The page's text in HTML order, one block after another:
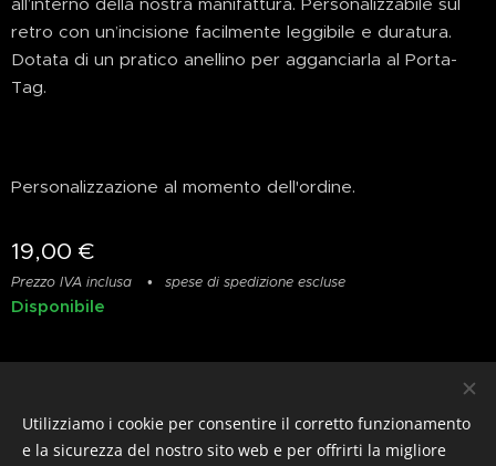
all’interno della nostra manifattura. Personalizzabile sul
retro con un’incisione facilmente leggibile e duratura.
Dotata di un pratico anellino per agganciarla al Porta-
Tag.
Personalizzazione al momento dell'ordine.
19,00 €
Prezzo IVA inclusa spese di spedizione escluse
Disponibile
© photostylist.it
- 2026 All rights reserved Cookies
Utilizziamo i cookie per consentire il corretto funzionamento
e la sicurezza del nostro sito web e per offrirti la migliore